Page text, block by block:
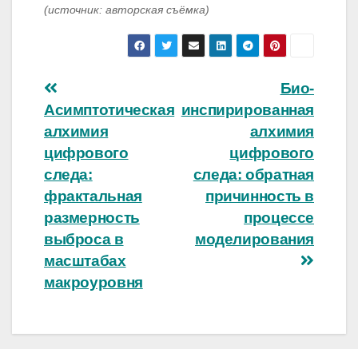
(источник: авторская съёмка)
Навигация
по
записям
Био-
инспирированная
алхимия
цифрового
следа: обратная
причинность в
процессе
моделирования
Асимптотическая
алхимия
цифрового
следа:
фрактальная
размерность
выброса в
масштабах
макроуровня